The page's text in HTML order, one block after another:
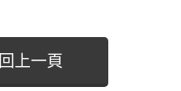
回上一頁